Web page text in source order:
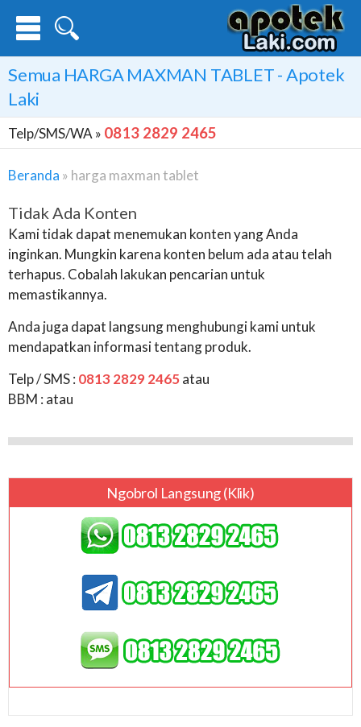
Semua HARGA MAXMAN TABLET- Apotek
Laki
Telp/SMS/WA » 0813 2829 2465
Beranda » harga maxman tablet
Tidak Ada Konten
Kami tidak dapat menemukan konten yang Anda
inginkan. Mungkin karena konten belum ada atau telah
terhapus. Cobalah lakukan pencarian untuk
memastikannya.
Anda juga dapat langsung menghubungi kami untuk
mendapatkan informasi tentang produk.
Telp / SMS : 0813 2829 2465atau
BBM : atau
Ngobrol Langsung (klik)